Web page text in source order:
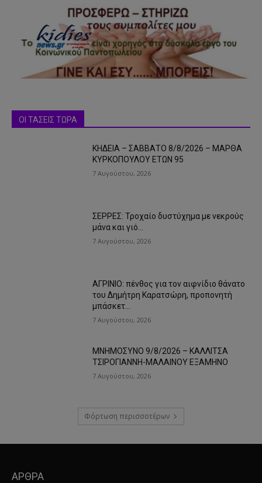
ΟΙ ΤΑΣΕΙΣ ΤΩΡΑ
ΚΗΔΕΙΑ – ΣΑΒΒΑΤΟ 8/8/2026 – ΜΑΡΘΑ
ΚΥΡΚΟΠΟΥΛΟΥ ΕΤΩΝ 95
7 Αυγούστου, 2026
ΣΕΡΡΕΣ: Τροχαίο δυστύχημα με νεκρούς
μάνα και γιό…
7 Αυγούστου, 2026
ΑΓΡΙΝΙΟ: πένθος για τον αιφνίδιο θάνατο
του Δημήτρη Καρατσώρη, προπονητή
μπάσκετ…
7 Αυγούστου, 2026
ΜΝΗΜΟΣΥΝΟ 9/8/2026 – ΚΑΛΛΙΤΣΑ
ΤΣΙΡΟΓΙΑΝΝΗ-ΜΑΛΑΙΝΟΥ ΕΞΑΜΗΝΟ
7 Αυγούστου, 2026
Φόρτωση περισσοτέρων
ΑΡΘΡΑ